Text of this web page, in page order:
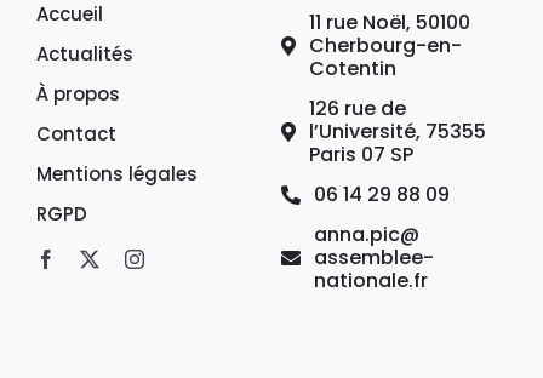
Accueil
Actualités
À propos
Contact
Mentions légales
RGPD
11 rue Noël, 50100
Cherbourg-en-
Cotentin
126 rue de
l’Université, 75355
Paris 07 SP
06 14 29 88 09
anna.pic@
assemblee-
nationale.fr